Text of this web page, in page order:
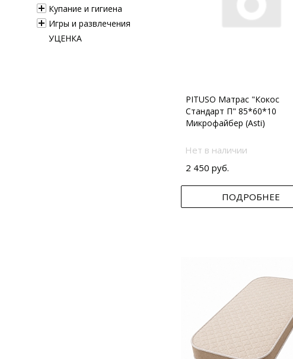
Купание и гигиена
Игры и развлечения
УЦЕНКА
PITUSO Матрас "Кокос
Стандарт П" 85*60*10
Микрофайбер (Asti)
Нет в наличии
2 450 руб.
ПОДРОБНЕЕ